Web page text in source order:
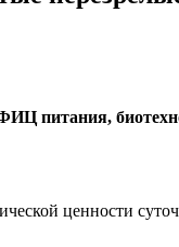
питания,
ценности